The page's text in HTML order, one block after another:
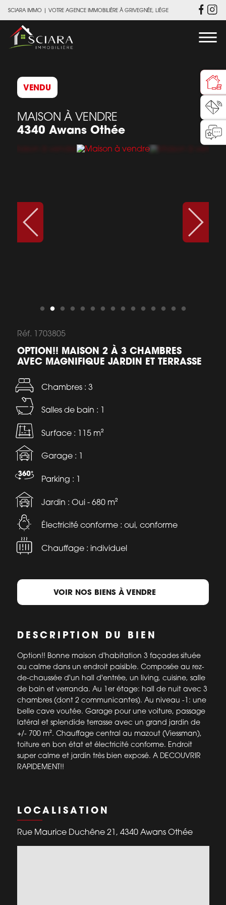
SCIARA IMMO | VOTRE AGENCE IMMOBILIÈRE À GRIVEGNÉE, LIÈGE
VENDU
MAISON À VENDRE
4340 Awans Othée
Réf. 1703805
OPTION!! MAISON 2 À 3 CHAMBRES
AVEC MAGNIFIQUE JARDIN ET TERRASSE
Chambres : 3
Salles de bain : 1
Surface : 115 m²
Garage : 1
Parking : 1
Jardin : Oui - 680 m²
Électricité conforme : oui, conforme
Chauffage : individuel
VOIR NOS BIENS À VENDRE
DESCRIPTION DU BIEN
Option!! Bonne maison d'habitation 3 façades située
au calme dans un endroit paisible. Composée au rez-
de-chaussée d'un hall d'entrée, un living, cuisine, salle
de bain et verranda. Au 1er étage: hall de nuit avec 3
chambres (dont 2 communicantes). Au niveau -1: une
belle cave voutée. Garage pour une voiture, passage
latéral et splendide terrasse avec un grand jardin de
+/- 700 m². Chauffage central au mazout (Viessman),
toiture en bon état et électricité conforme. Endroit
super calme et jardin très bien exposé. A DECOUVRIR
RAPIDEMENT!!
LOCALISATION
Rue Maurice Duchêne 21, 4340 Awans Othée